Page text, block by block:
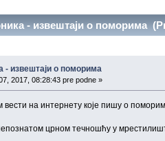
- извештаји о поморима
- извештаји о поморима
2017, 08:28:43 pre podne »
на интернету које пишу о
црном течношћу у